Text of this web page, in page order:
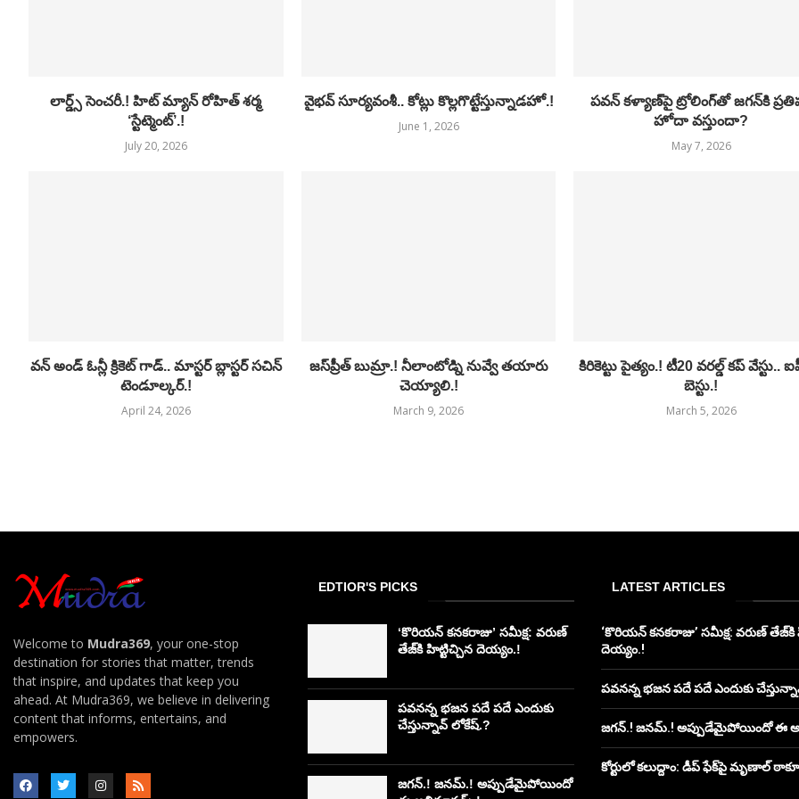
లార్డ్స్ సెంచరీ.! హిట్ మ్యాన్ రోహిత్ శర్మ
‘స్టేట్మెంట్’.!
July 20, 2026
వైభవ్ సూర్యవంశీ.. కోట్లు కొల్లగొట్టేస్తున్నాడహో.!
June 1, 2026
పవన్ కళ్యాణ్‌పై ట్రోలింగ్‌తో జగన్‌కి
హోదా వస్తుందా?
May 7, 2026
వన్ అండ్ ఓన్లీ క్రికెట్ గాడ్.. మాస్టర్ బ్లాస్టర్ సచిన్
టెండూల్కర్.!
April 24, 2026
జస్‌ప్రీత్ బుమ్రా.! నీలాంటోడ్ని నువ్వే తయారు
చెయ్యాలి.!
March 9, 2026
కిరికెట్టు పైత్యం.! టీ20 వరల్డ్ కప్ వేస్టు..
బెస్టు.!
March 5, 2026
Welcome to Mudra369, your one-stop
destination for stories that matter, trends
that inspire, and updates that keep you
ahead. At Mudra369, we believe in delivering
content that informs, entertains, and
empowers.
EDTIOR'S PICKS
‘కొరియన్ కనకరాజు’ సమీక్ష: వరుణ్
తేజ్‌కి హిట్టిచ్చిన దెయ్యం.!
పవనన్న భజన పదే పదే ఎందుకు
చేస్తున్నావ్ లోకేష్.?
జగన్.! జనమ్.! అప్పుడేమైపోయిందో
LATEST ARTICLES
‘కొరియన్ కనకరాజు’ సమీక్ష: వరుణ్ తేజ్‌కి
దెయ్యం.!
పవనన్న భజన పదే పదే ఎందుకు
జగన్.! జనమ్.! అప్పుడేమైపోయిందో ఈ
కోర్టులో కలుద్దాం: డీప్ ఫేక్‌పై మృణాల్